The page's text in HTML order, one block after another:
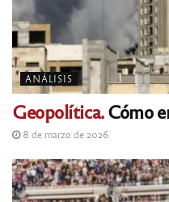
ANÁLISIS
Geopolítica.Cómo
8 de marzo de 2026